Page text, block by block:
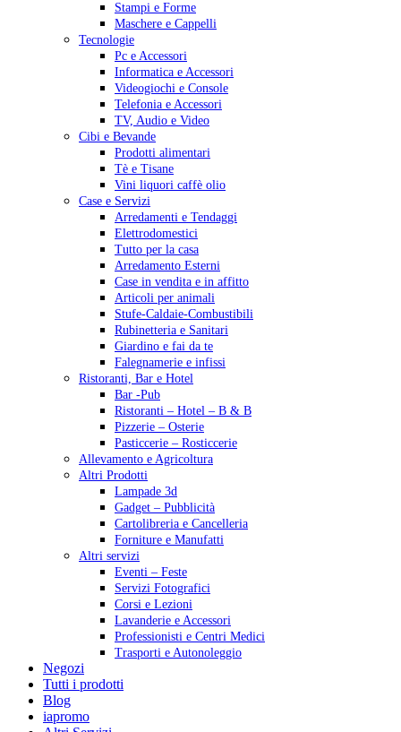
Stampi e Forme
Maschere e Cappelli
Tecnologie
Pc e Accessori
Informatica e Accessori
Videogiochi e Console
Telefonia e Accessori
TV, Audio e Video
Cibi e Bevande
Prodotti alimentari
Tè e Tisane
Vini liquori caffè olio
Case e Servizi
Arredamenti e Tendaggi
Elettrodomestici
Tutto per la casa
Arredamento Esterni
Case in vendita e in affitto
Articoli per animali
Stufe-Caldaie-Combustibili
Rubinetteria e Sanitari
Giardino e fai da te
Falegnamerie e infissi
Ristoranti, Bar e Hotel
Bar -Pub
Ristoranti – Hotel – B & B
Pizzerie – Osterie
Pasticcerie – Rosticcerie
Allevamento e Agricoltura
Altri Prodotti
Lampade 3d
Gadget – Pubblicità
Cartolibreria e Cancelleria
Forniture e Manufatti
Altri servizi
Eventi – Feste
Servizi Fotografici
Corsi e Lezioni
Lavanderie e Accessori
Professionisti e Centri Medici
Trasporti e Autonoleggio
Negozi
Tutti i prodotti
Blog
iapromo